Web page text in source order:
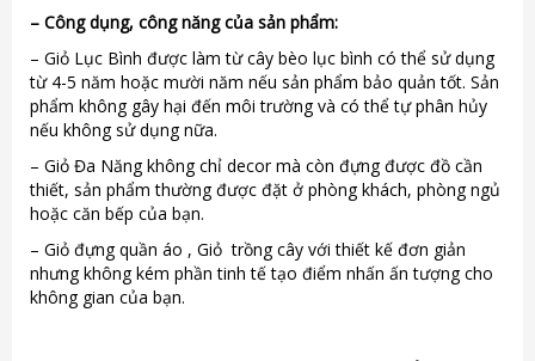
– Công dụng, công năng của sản phẩm:
– Giỏ Lục Bình được làm từ cây bèo lục bình có thể sử dụng
từ 4-5 năm hoặc mười năm nếu sản phẩm bảo quản tốt. Sản
phẩm không gây hại đến môi trường và có thể tự phân hủy
nếu không sử dụng nữa.
– Giỏ Đa Năng không chỉ decor mà còn đựng được đồ cần
thiết, sản phẩm thường được đặt ở phòng khách, phòng ngủ
hoặc căn bếp của bạn.
– Giỏ đựng quần áo , Giỏ trồng cây với thiết kế đơn giản
nhưng không kém phần tinh tế tạo điểm nhấn ấn tượng cho
không gian của bạn.